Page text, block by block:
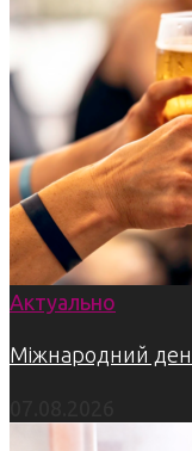
Актуально
Міжнародний